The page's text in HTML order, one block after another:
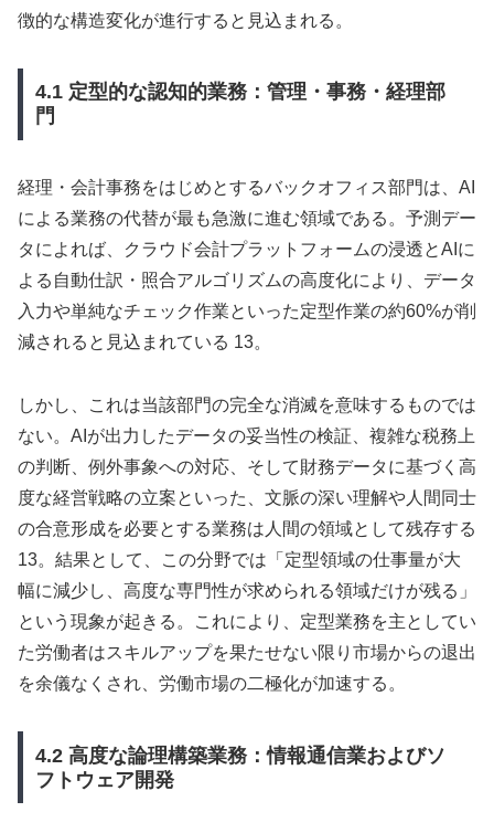
徴的な構造変化が進行すると見込まれる。
4.1 定型的な認知的業務：管理・事務・経理部
門
経理・会計事務をはじめとするバックオフィス部門は、AI
による業務の代替が最も急激に進む領域である。予測デー
タによれば、クラウド会計プラットフォームの浸透とAIに
よる自動仕訳・照合アルゴリズムの高度化により、データ
入力や単純なチェック作業といった定型作業の約60%が削
減されると見込まれている 13。
しかし、これは当該部門の完全な消滅を意味するものでは
ない。AIが出力したデータの妥当性の検証、複雑な税務上
の判断、例外事象への対応、そして財務データに基づく高
度な経営戦略の立案といった、文脈の深い理解や人間同士
の合意形成を必要とする業務は人間の領域として残存する
13。結果として、この分野では「定型領域の仕事量が大
幅に減少し、高度な専門性が求められる領域だけが残る」
という現象が起きる。これにより、定型業務を主としてい
た労働者はスキルアップを果たせない限り市場からの退出
を余儀なくされ、労働市場の二極化が加速する。
4.2 高度な論理構築業務：情報通信業およびソ
フトウェア開発